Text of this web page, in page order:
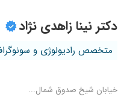
دکتر نینا زاهدی نژاد
متخصص رادیولوژی و
خیابان شیخ صدوق شمال...